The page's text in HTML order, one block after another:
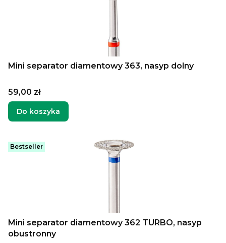
Mini separator diamentowy 363, nasyp dolny
Cena
59,00 zł
Do koszyka
Bestseller
Mini separator diamentowy 362 TURBO, nasyp
obustronny